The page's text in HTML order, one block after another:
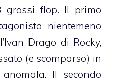
grossi flop. Il primo
nientemeno
Drago di Rocky,
(e scomparso) in
Il secondo